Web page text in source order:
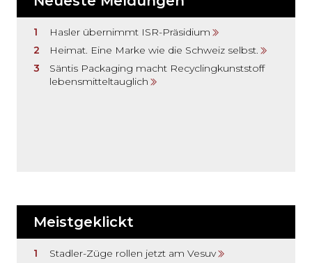
Hasler übernimmt ISR-Präsidium
Heimat. Eine Marke wie die Schweiz selbst.
Säntis Packaging macht Recyclingkunststoff
lebensmitteltauglich
Meistgeklickt
Stadler-Züge rollen jetzt am Vesuv